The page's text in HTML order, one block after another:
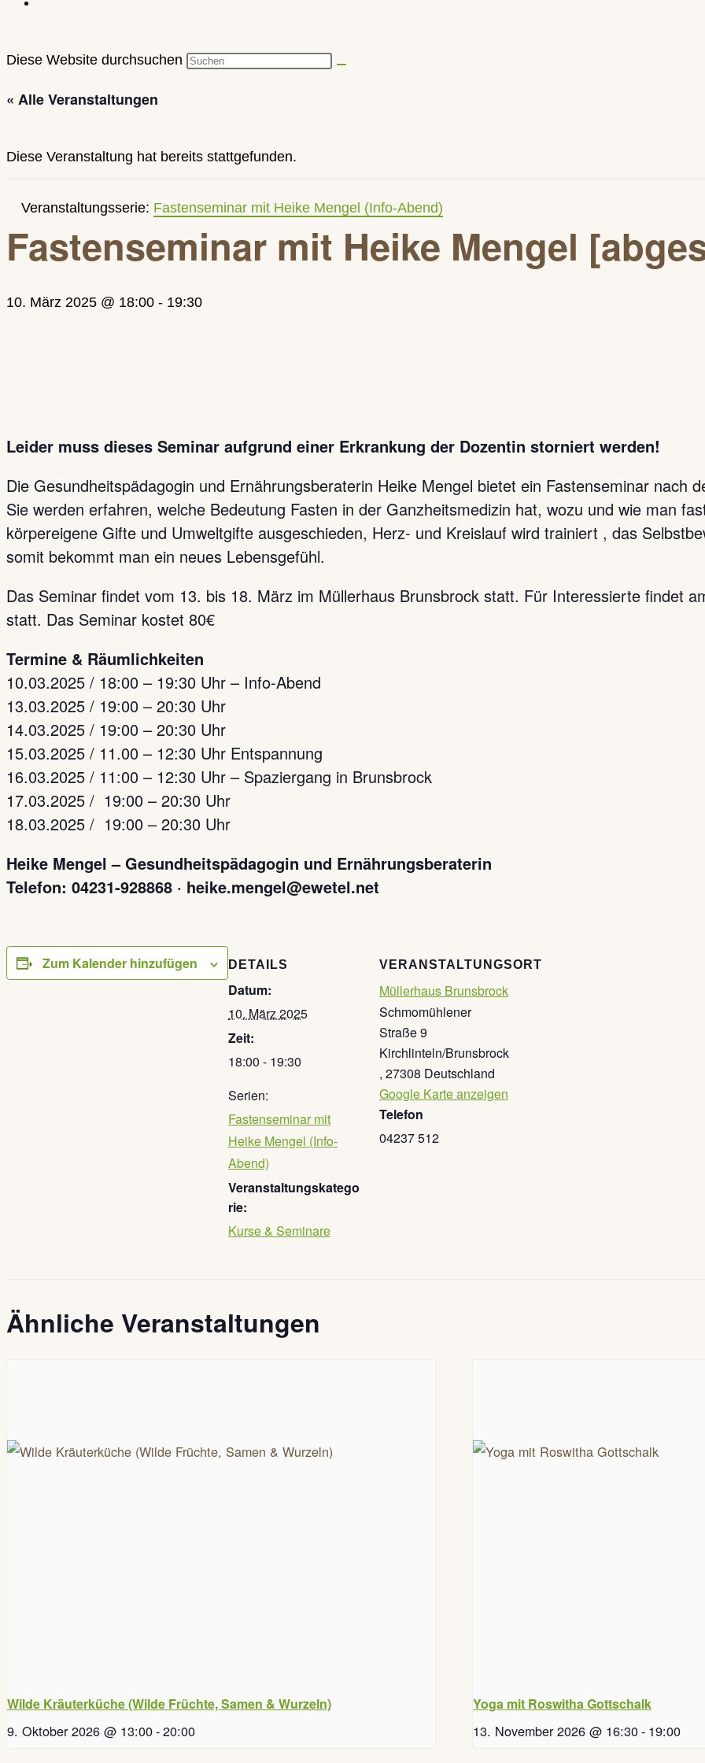
Diese Website durchsuchen
« Alle Veranstaltungen
Diese Veranstaltung hat bereits stattgefunden.
Veranstaltungsserie: Fastenseminar mit Heike Mengel (Info-Abend)
Fastenseminar mit Heike Mengel
10. März 2025 @ 18:00 - 19:30
Leider muss dieses Seminar aufgrund einer Erkrankung der Dozentin storniert werden!
Die Gesundheitspädagogin und Ernährungsberaterin Heike Mengel bietet ein Fastenseminar nach
Sie werden erfahren, welche Bedeutung Fasten in der Ganzheitsmedizin hat, wozu und wie man
körpereigene Gifte und Umweltgifte ausgeschieden, Herz- und Kreislauf wird trainiert , das
somit bekommt man ein neues Lebensgefühl.
Das Seminar findet vom 13. bis 18. März im Müllerhaus Brunsbrock statt. Für Interessierte findet
statt. Das Seminar kostet 80€
Termine & Räumlichkeiten
10.03.2025 / 18:00 – 19:30 Uhr – Info-Abend
13.03.2025 / 19:00 – 20:30 Uhr
14.03.2025 / 19:00 – 20:30 Uhr
15.03.2025 / 11.00 – 12:30 Uhr Entspannung
16.03.2025 / 11:00 – 12:30 Uhr – Spaziergang in Brunsbrock
17.03.2025 / 19:00 – 20:30 Uhr
18.03.2025 / 19:00 – 20:30 Uhr
Heike Mengel – Gesundheitspädagogin und Ernährungsberaterin
Telefon: 04231-928868 · heike.mengel@ewetel.net
Zum Kalender hinzufügen DETAILS
Datum:
10. März 2025
Zeit:
18:00 - 19:30
Serien:
Fastenseminar mit
Heike Mengel (Info-
Abend)
Veranstaltungskatego
rie:
Kurse & Seminare
VERANSTALTUNGSORT
Müllerhaus Brunsbrock
Schmomühlener
Straße 9
Kirchlinteln/Brunsbrock
, 27308 Deutschland
Google Karte anzeigen
Telefon
04237 512
Ähnliche Veranstaltungen
Wilde Kräuterküche (Wilde Früchte, Samen & Wurzeln)
9. Oktober 2026 @ 13:00-20:00
Yoga mit Roswitha Gottschalk
13. November 2026 @ 16:30- 19:00